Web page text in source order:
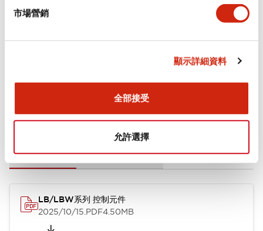
市場營銷
顯示詳細資料
全部接受
允許選擇
機械規格
安裝和安裝規範
文件和檔案
型錄和宣傳手冊 CAD檔 認證與標準
LB/LBW系列 控制元件
2025/10/15.PDF4.50MB